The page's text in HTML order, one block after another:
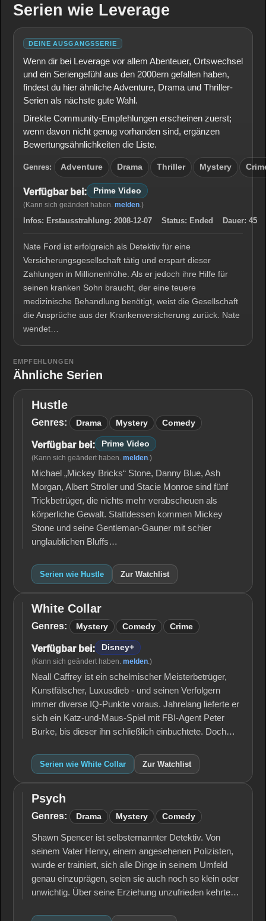
Serien wie Leverage
DEINE AUSGANGSSERIE
Wenn dir bei Leverage vor allem Abenteuer, Ortswechsel
und ein Seriengefühl aus den 2000ern gefallen haben,
findest du hier ähnliche Adventure, Drama und Thriller-
Serien als nächste gute Wahl.
Direkte Community-Empfehlungen erscheinen zuerst;
wenn davon nicht genug vorhanden sind, ergänzen
Bewertungsähnlichkeiten die Liste.
Genres: Adventure Drama Thriller Mystery
Verfügbar bei: Prime Video
(Kann sich geändert haben. melden.)
Infos: Erstausstrahlung: 2008-12-07 Status: Ended Dauer: 45
Nate Ford ist erfolgreich als Detektiv für eine
Versicherungsgesellschaft tätig und erspart dieser
Zahlungen in Millionenhöhe. Als er jedoch ihre Hilfe für
seinen kranken Sohn braucht, der eine teuere
medizinische Behandlung benötigt, weist die Gesellschaft
die Ansprüche aus der Krankenversicherung zurück. Nate
wendet…
EMPFEHLUNGEN
Ähnliche Serien
Hustle
Hustle
Genres: Drama Mystery Comedy
Verfügbar bei: Prime Video
(Kann sich geändert haben. melden.)
Michael „Mickey Bricks“ Stone, Danny Blue, Ash
Morgan, Albert Stroller und Stacie Monroe sind fünf
Trickbetrüger, die nichts mehr verabscheuen als
körperliche Gewalt. Stattdessen kommen Mickey
Stone und seine Gentleman-Gauner mit schier
unglaublichen Bluffs…
Serien wie Hustle Zur Watchlist
White
Collar
White Collar
Genres: Mystery Comedy Crime
Verfügbar bei: Disney+
(Kann sich geändert haben. melden.)
Neall Caffrey ist ein schelmischer Meisterbetrüger,
Kunstfälscher, Luxusdieb - und seinen Verfolgern
immer diverse IQ-Punkte voraus. Jahrelang lieferte er
sich ein Katz-und-Maus-Spiel mit FBI-Agent Peter
Burke, bis dieser ihn schließlich einbuchtete. Doch…
Serien wie White Collar Zur Watchlist
Psych
Psych
Genres: Drama Mystery Comedy
Shawn Spencer ist selbsternannter Detektiv. Von
seinem Vater Henry, einem angesehenen Polizisten,
wurde er trainiert, sich alle Dinge in seinem Umfeld
genau einzuprägen, seien sie auch noch so klein oder
unwichtig. Über seine Erziehung unzufrieden kehrte…